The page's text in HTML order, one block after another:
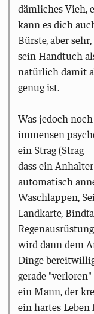
dämliches Vieh,
kann es dich
Bürste, aber
sein Handtuch
natürlich damit
genug ist.
Was jedoch
immensen
ein Strag (Strag
dass ein
automatisch
Waschlappen,
Landkarte,
wird dann dem
Dinge
gerade
ein Mann, der
ein hartes